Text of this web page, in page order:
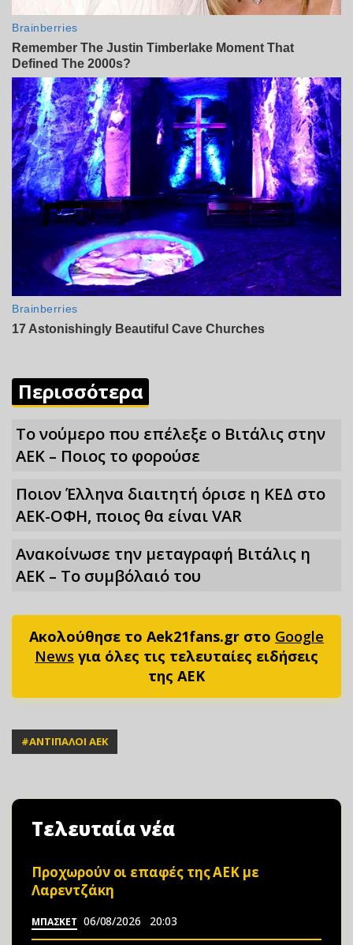
Περισσότερα
Το νούμερο που επέλεξε ο Βιτάλις στην
ΑΕΚ – Ποιος το φορούσε
Ποιον Έλληνα διαιτητή όρισε η ΚΕΔ στο
ΑΕΚ-ΟΦΗ, ποιος θα είναι VAR
Ανακοίνωσε την μεταγραφή Βιτάλις η
ΑΕΚ – Το συμβόλαιό του
Ακολούθησε το Aek21fans.gr στο Google
News για όλες τις τελευταίες ειδήσεις
της ΑΕΚ
#ΑΝΤΙΠΑΛΟΙ ΑΕΚ
Τελευταία νέα
Προχωρούν οι επαφές της ΑΕΚ με
Λαρεντζάκη
ΜΠΑΣΚΕΤ 06/08/2026 20:03